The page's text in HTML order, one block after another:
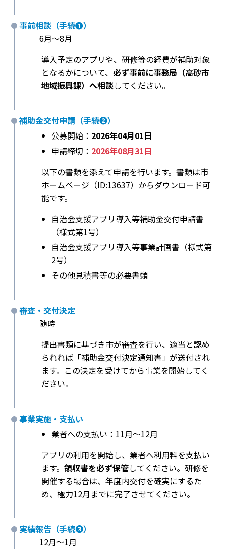
事前相談（手続❶）
6月～8月
導入予定のアプリや、研修等の経費が補助対象
となるかについて、 必ず事前に事務局（高砂市
地域振興課）へ相談してください。
補助金交付申請（手続❷）
公募開始： 2026年04月01日
申請締切： 2026年08月31日
以下の書類を添えて申請を行います。書類は市
ホームページ（ID:13637）からダウンロード可
能です。
自治会支援アプリ導入等補助金交付申請書
（様式第1号）
自治会支援アプリ導入等事業計画書（様式第
2号）
その他見積書等の必要書類
審査・交付決定
随時
提出書類に基づき市が審査を行い、適当と認め
られれば「補助金交付決定通知書」が送付され
ます。この決定を受けてから事業を開始してく
ださい。
事業実施・支払い
業者への支払い：11月～12月
アプリの利用を開始し、業者へ利用料を支払い
ます。 領収書を必ず保管してください。研修を
開催する場合は、年度内交付を確実にするた
め、極力12月までに完了させてください。
実績報告（手続❸）
12月～1月